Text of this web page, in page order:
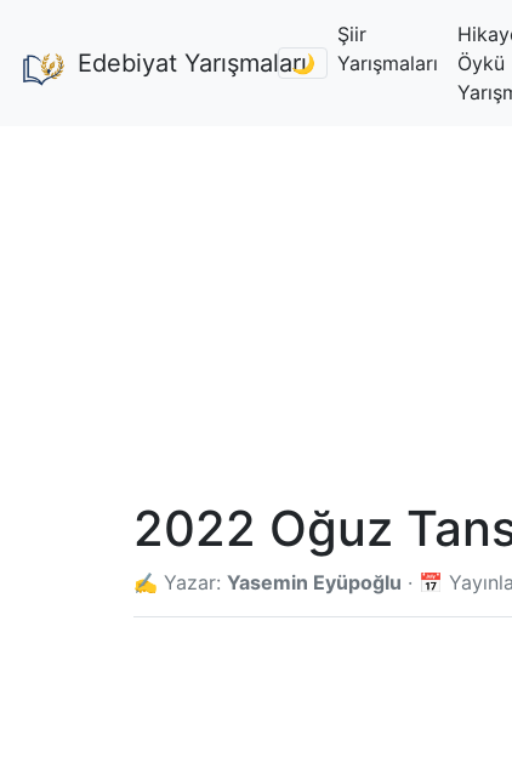
Edebiyat Yarışmaları
🌙
Şiir
Yarışmaları
Öykü
2022 Oğuz
✍️ Yazar: Yasemin Eyüpoğlu · 📅